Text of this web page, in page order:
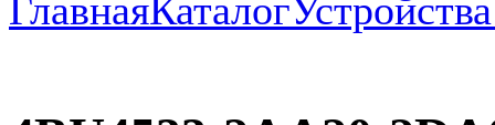
ГлавнаяКаталог